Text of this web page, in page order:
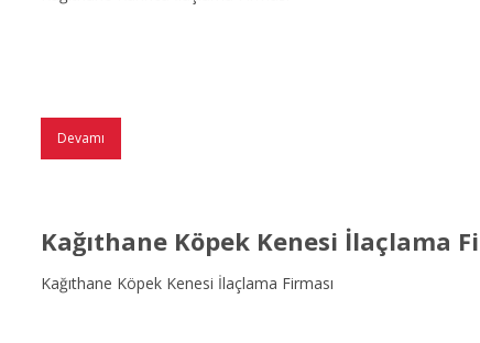
Devamı
Kağıthane Köpek Kenesi İlaçlama
Kağıthane Köpek Kenesi İlaçlama Firması